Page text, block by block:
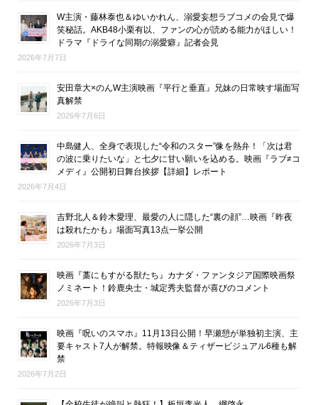
W主演・藤林泰也＆ゆいかれん、溺愛妄想ラブコメの会見で爆
笑秘話。AKB48小栗有以、ファンの心が読める能力がほしい！
ドラマ『ドライな同期の溺愛癖』記者会見
2026年7月7日
安田章大×のんW主演映画『平行と垂直』兄妹の日常映す場面写
真解禁
2026年7月6日
中島健人、全身で表現した“令和のスター”像を熱弁！「次は君
の波に乗りたいな」と七夕に甘い願いを込める。映画『ラブ≠コ
メディ』公開初日舞台挨拶【詳細】レポート
2026年7月4日
吉野北人＆鈴木愛理、最愛の人に隠した“裏の顔”…映画『昨夜
は殺れたかも』場面写真13点一挙公開
2026年7月3日
映画『藁にもすがる獣たち』カナダ・ファンタジア国際映画祭
ノミネート！鈴鹿央士・城定秀夫監督が喜びのコメント
2026年7月3日
映画『呪いのスマホ』11月13日公開！早瀬憩が単独初主演、主
要キャスト7人が解禁。特報映像＆ティザービジュアル6種も解
禁
2026年7月2日